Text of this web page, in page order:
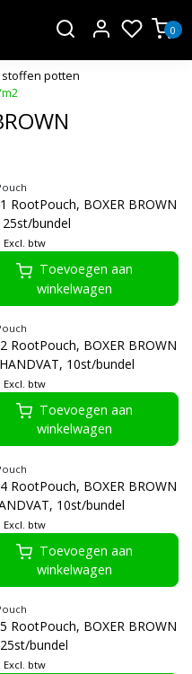
0
stoffen potten
RootPouch, BOXER BROWN
25st/bundel
Excl. btw
Toevoegen aan
winkelwagen
RootPouch, BOXER BROWN
10st/bundel
Excl. btw
Toevoegen aan
winkelwagen
RootPouch, BOXER BROWN
10st/bundel
Excl. btw
Toevoegen aan
winkelwagen
RootPouch, BOXER BROWN
bundel
Excl. btw